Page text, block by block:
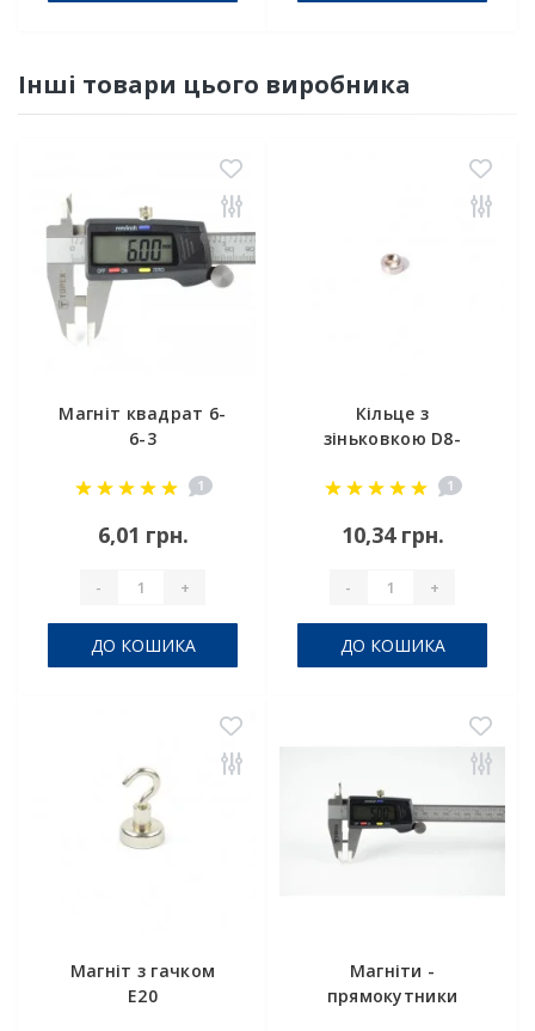
Інші товари цього виробника
Магніт квадрат 6-
6-3
1
6,01 грн.
- +
ДО КОШИКА
Кільце з
зіньковкою D8-
1
10,34 грн.
- +
ДО КОШИКА
Магніт з гачком
E20
Магніти -
прямокутники